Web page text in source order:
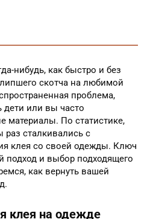
нибудь, как быстро и без
скотча на любимой
проблема,
дети или вы часто
материалы. По статистике,
раз сталкивались с
клея со своей одежды. Ключ
и выбор подходящего
как вернуть вашей
клея на одежде